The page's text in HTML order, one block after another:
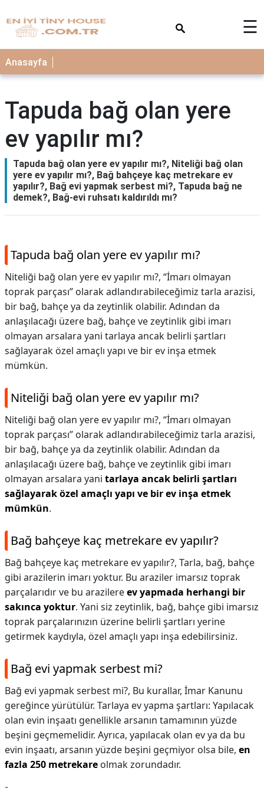
☰
Anasayfa
Tapuda bağ olan yere
ev yapılır mı?
Tapuda bağ olan yere ev yapılır mı?, Niteliği bağ olan
yere ev yapılır mı?, Bağ bahçeye kaç metrekare ev
yapılır?, Bağ evi yapmak serbest mi?, Tapuda bağ ne
demek?, Bağ-evi ruhsatı kaldırıldı mı?
Tapuda bağ olan yere ev yapılır mı?
Niteliği bağ olan yere ev yapılır mı?, “İmarı olmayan
toprak parçası” olarak adlandırabileceğimiz tarla arazisi,
bir bağ, bahçe ya da zeytinlik olabilir. Adından da
anlaşılacağı üzere bağ, bahçe ve zeytinlik gibi imarı
olmayan arsalara yani tarlaya ancak belirli şartları
sağlayarak özel amaçlı yapı ve bir ev inşa etmek
mümkün.
Niteliği bağ olan yere ev yapılır mı?
Niteliği bağ olan yere ev yapılır mı?, “İmarı olmayan
toprak parçası” olarak adlandırabileceğimiz tarla arazisi,
bir bağ, bahçe ya da zeytinlik olabilir. Adından da
anlaşılacağı üzere bağ, bahçe ve zeytinlik gibi imarı
olmayan arsalara yani tarlaya ancak belirli şartları
sağlayarak özel amaçlı yapı ve bir ev inşa etmek
mümkün.
Bağ bahçeye kaç metrekare ev yapılır?
Bağ bahçeye kaç metrekare ev yapılır?, Tarla, bağ, bahçe
gibi arazilerin imarı yoktur. Bu araziler imarsız toprak
parçalarıdır ve bu arazilereev yapmada herhangi bir
sakınca yoktur. Yani siz zeytinlik, bağ, bahçe gibi imarsız
toprak parçalarınızın üzerine belirli şartları yerine
getirmek kaydıyla, özel amaçlı yapı inşa edebilirsiniz.
Bağ evi yapmak serbest mi?
Bağ evi yapmak serbest mi?, Bu kurallar, İmar Kanunu
gereğince yürütülür. Tarlaya ev yapma şartları: Yapılacak
olan evin inşaatı genellikle arsanın tamamının yüzde
beşini geçmemelidir. Ayrıca, yapılacak olan ev ya da bu
evin inşaatı, arsanın yüzde beşini geçmiyor olsa bile, en
fazla 250 metrekare olmak zorundadır.